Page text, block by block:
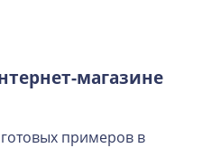
магазине
примеров в